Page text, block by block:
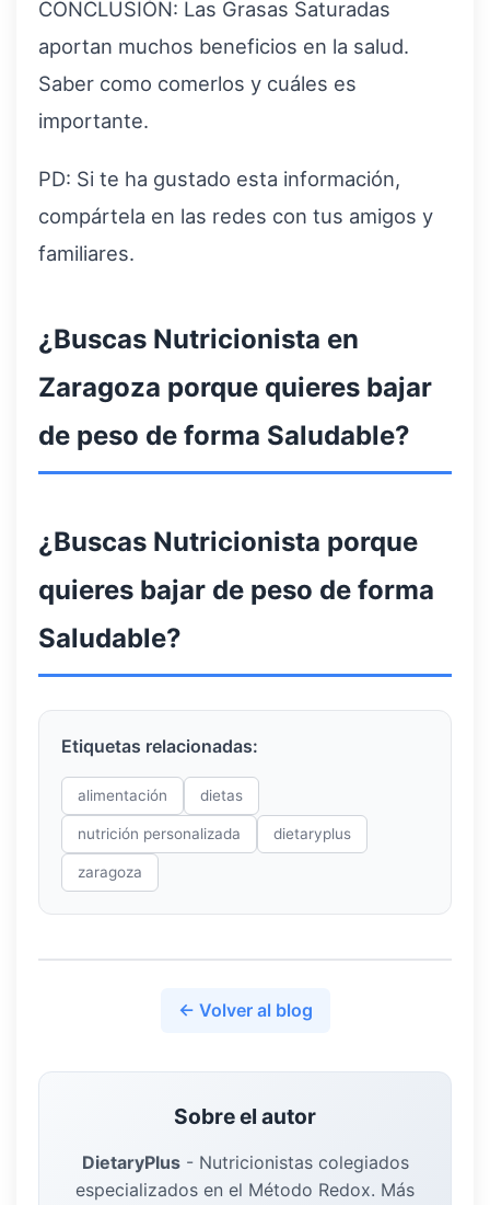
CONCLUSIÓN: Las Grasas Saturadas
aportan muchos beneficios en la salud.
Saber como comerlos y cuáles es
importante.
PD: Si te ha gustado esta información,
compártela en las redes con tus amigos y
familiares.
¿Buscas Nutricionista en
Zaragoza porque quieres bajar
de peso de forma Saludable?
¿Buscas Nutricionista porque
quieres bajar de peso de forma
Saludable?
Etiquetas relacionadas:
alimentación dietas
nutrición personalizada dietaryplus
zaragoza
← Volver al blog
Sobre el autor
DietaryPlus- Nutricionistas colegiados
especializados en el Método Redox. Más